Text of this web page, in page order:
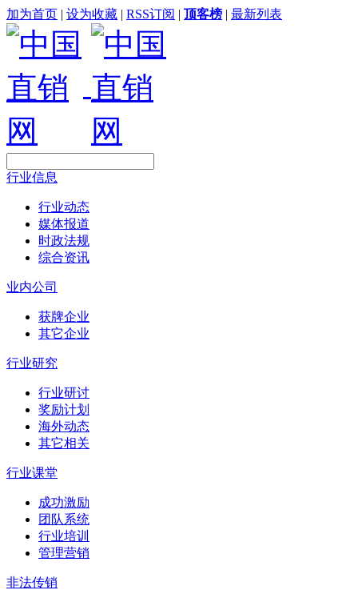
加为首页 | 设为收藏 | RSS订阅 | 顶客榜 | 最新列表
行业信息
行业动态
媒体报道
时政法规
综合资讯
业内公司
获牌企业
其它企业
行业研究
行业研讨
奖励计划
海外动态
其它相关
行业课堂
成功激励
团队系统
行业培训
管理营销
非法传销